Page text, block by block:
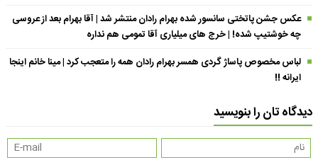
عکس جشن پاتختی سانسور شده بهرام رادان منتشر شد | آقا بهرام بعد از عروسی
چه خوشتیپ شده! | خرج های میلیاری آقا تمومی هم نداره
لباس مخصوص پاساژ گردی همسر بهرام رادان همه را متعجب کرد | مینا خانم اینجا
ایرانه !!
دیدگاه تان را بنویسید